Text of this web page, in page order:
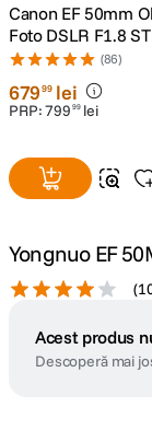
9 dji osmo
10 . insta 360
Canon EF 50mm
Foto DSLR F1.8
(86)
67999 lei
PRP:799 99 lei
Yongnuo EF
(
Acest produs
Descoperă mai